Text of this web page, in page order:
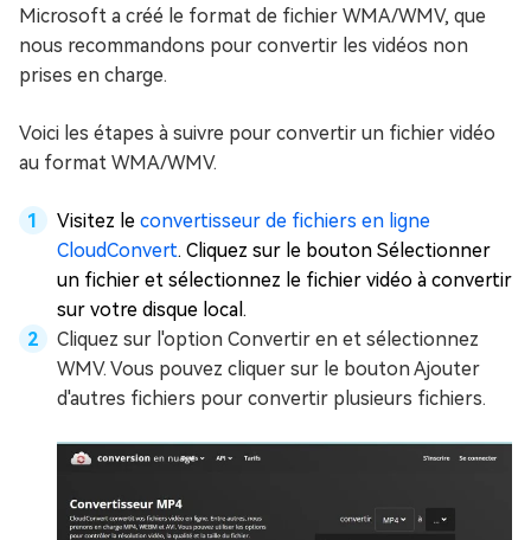
Microsoft a créé le format de fichier WMA/WMV, que
nous recommandons pour convertir les vidéos non
prises en charge.
Voici les étapes à suivre pour convertir un fichier vidéo
au format WMA/WMV.
Visitez le convertisseur de fichiers en ligne
CloudConvert. Cliquez sur le bouton Sélectionner
un fichier et sélectionnez le fichier vidéo à convertir
sur votre disque local.
Cliquez sur l'option Convertir en et sélectionnez
WMV. Vous pouvez cliquer sur le bouton Ajouter
d'autres fichiers pour convertir plusieurs fichiers.